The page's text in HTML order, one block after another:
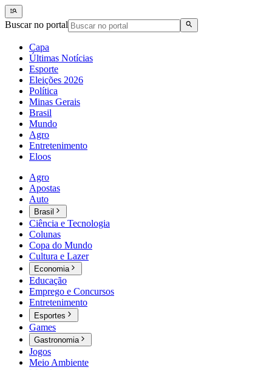
Buscar no portal
Capa
Últimas Notícias
Esporte
Eleições 2026
Política
Minas Gerais
Brasil
Mundo
Agro
Entretenimento
Eloos
Agro
Apostas
Auto
Brasil
Ciência e Tecnologia
Colunas
Copa do Mundo
Cultura e Lazer
Economia
Educação
Emprego e Concursos
Entretenimento
Esportes
Games
Gastronomia
Jogos
Meio Ambiente